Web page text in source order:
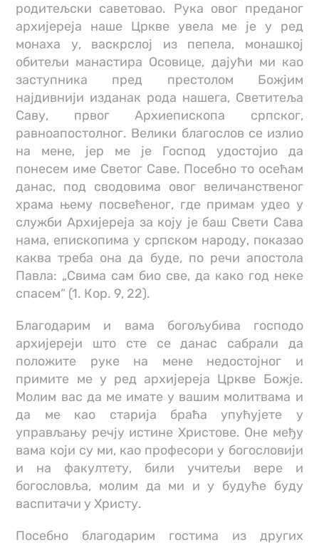
родитељски саветовао. Рука овог преданог
архијереја наше Цркве увела ме је у ред
монаха у, васкрслој из пепела, монашкој
обитељи манастира Осовице, дајући ми као
заступника пред престолом Божјим
најдивнији изданак рода нашега, Светитеља
Саву, првог Архиепископа српског,
равноапостолног. Велики благослов се излио
на мене, јер ме је Господ удостојио да
понесем име Светог Саве. Посебно то осећам
данас, под сводовима овог величанственог
храма њему посвећеног, где примам удео у
служби Архијереја за коју је баш Свети Сава
нама, епископима у српском народу, показао
каква треба она да буде, по речи апостола
Павла: „Свима сам био све, да како год неке
спасем“ (1. Кор. 9, 22).
Благодарим и вама богољубива господо
архијереји што сте се данас сабрали да
положите руке на мене недостојног и
примите ме у ред архијереја Цркве Божје.
Молим вас да ме имате у вашим молитвама и
да ме као старија браћа упућујете у
управљању речју истине Христове. Оне међу
вама који су ми, као професори у богословији
и на факултету, били учитељи вере и
богословља, молим да ми и у будуће буду
васпитачи у Христу.
Посебнo благодарим гостима из других